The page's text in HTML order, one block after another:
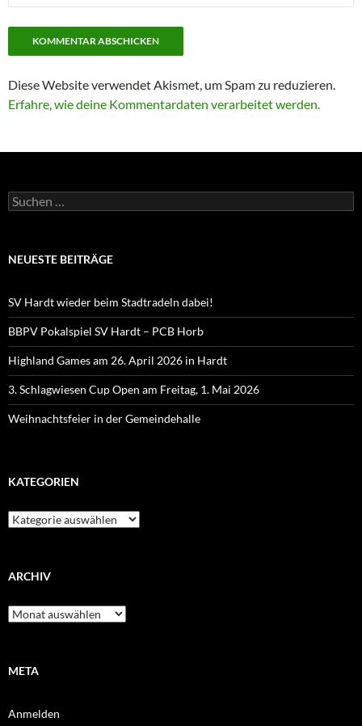
Diese Website verwendet Akismet, um Spam zu reduzieren.
Erfahre, wie deine Kommentardaten verarbeitet werden.
Suchen
nach:
NEUESTE BEITRÄGE
SV Hardt wieder beim Stadtradeln dabei!
BBPV Pokalspiel SV Hardt – PCB Horb
Highland Games am 26. April 2026 in Hardt
3. Schlagwiesen Cup Open am Freitag, 1. Mai 2026
Weihnachtsfeier in der Gemeindehalle
KATEGORIEN
Kategorien
ARCHIV
Archiv
META
Anmelden